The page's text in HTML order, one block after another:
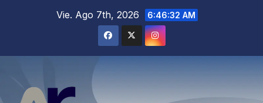
Vie. Ago 7th, 2026 6:46:33 AM